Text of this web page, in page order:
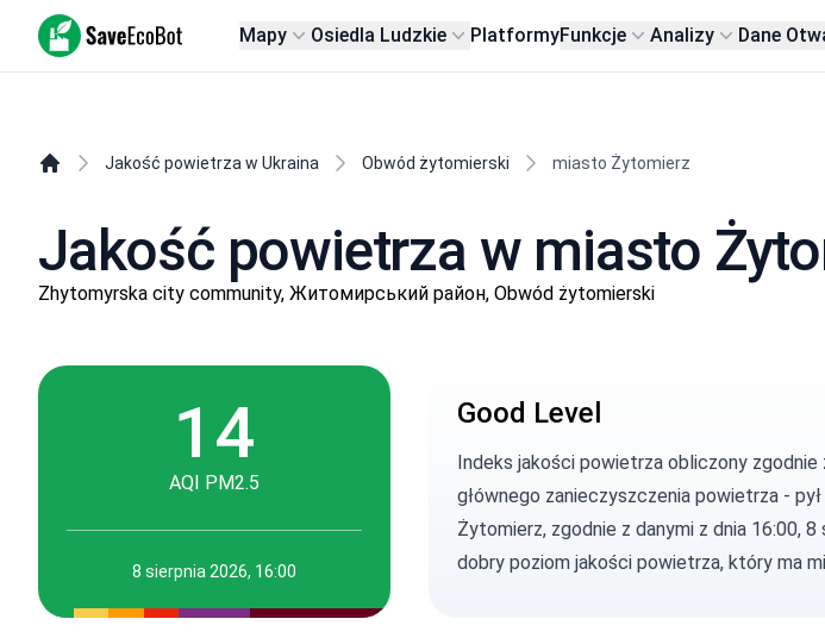
SaveEcoBot Mapy Osiedla Ludzkie PlatformyFunkcje Analizy Dane
Jakość powietrza w Ukraina Obwód żytomierski miasto Żytomierz
Jakość powietrza w miasto
Zhytomyrska city community, Житомирський район, Obwód żytomierski
14
AQI PM2.5
8 sierpnia 2026, 16:00
Good Level
Indeks jakości powietrza obliczony zgodnie
głównego zanieczyszczenia powietrza -
Żytomierz, zgodnie z danymi z dnia 16:00,
dobry poziom jakości powietrza, który ma